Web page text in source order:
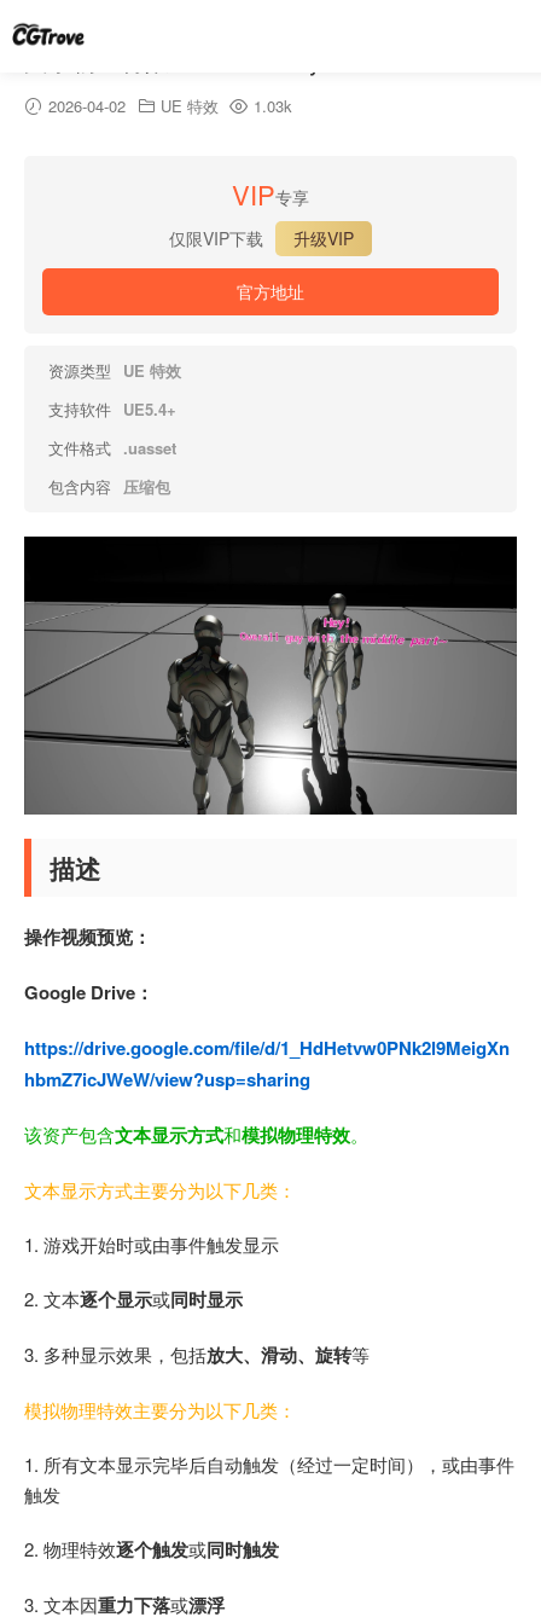
2026-04-02 UE 特效 1.03k
VIP专享
仅限VIP下载
升级VIP
官方地址
资源类型
UE 特效
支持软件 UE5.4+
文件格式 .uasset
包含内容
压缩包
描述
操作视频预览：
Google Drive：
https://drive.google.com/file/d/1_HdHetvw0PNk2l9MeigXn
hbmZ7icJWeW/view?usp=sharing
该资产包含文本显示方式和模拟物理特效。
文本显示方式主要分为以下几类：
1. 游戏开始时或由事件触发显示
2. 文本逐个显示或同时显示
3. 多种显示效果，包括放大、滑动、旋转等
模拟物理特效主要分为以下几类：
1. 所有文本显示完毕后自动触发（经过一定时间），或由事件
触发
2. 物理特效逐个触发或同时触发
3. 文本因重力下落或漂浮